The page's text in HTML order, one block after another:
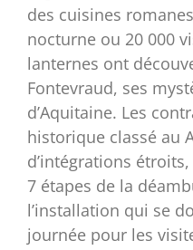
des cuisines
nocturne ou 20 000
lanternes ont
Fontevraud, ses
d’Aquitaine. Les
historique classé au
d’intégrations
7 étapes de la
l’installation qui se
journée pour les